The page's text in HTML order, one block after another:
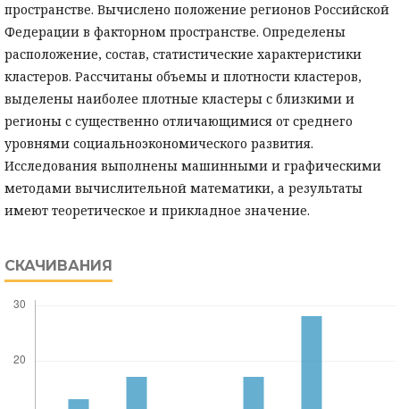
пространстве. Вычислено положение регионов Российской
Федерации в факторном пространстве. Определены
расположение, состав, статистические характеристики
кластеров. Рассчитаны объемы и плотности кластеров,
выделены наиболее плотные кластеры с близкими и
регионы с существенно отличающимися от среднего
уровнями социальноэкономического развития.
Исследования выполнены машинными и графическими
методами вычислительной математики, а результаты
имеют теоретическое и прикладное значение.
СКАЧИВАНИЯ